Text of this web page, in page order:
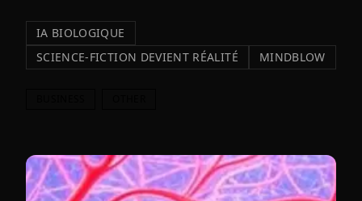
IA BIOLOGIQUE
SCIENCE-FICTION DEVIENT RÉALITÉ
MINDBLOW